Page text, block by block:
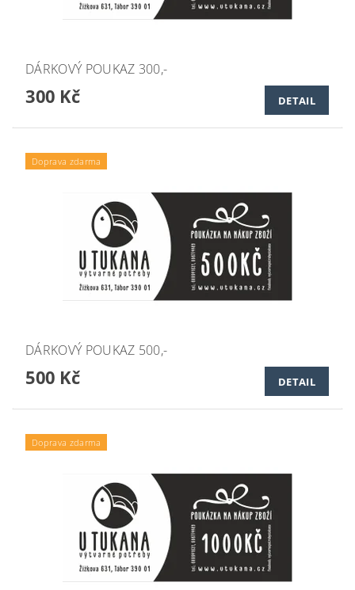
DÁRKOVÝ POUKAZ 300,-
300 Kč DETAIL
Doprava zdarma
DÁRKOVÝ POUKAZ 500,-
500 Kč DETAIL
Doprava zdarma